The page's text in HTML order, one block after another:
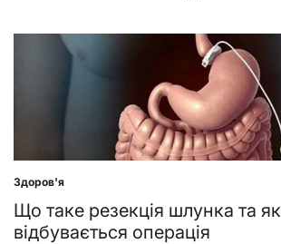
Posted
in
Здоров'я
Що таке резекція шлунка та як
відбувається операція